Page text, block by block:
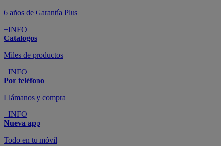
6 años de Garantía Plus
+INFO
Catálogos
Miles de productos
+INFO
Por teléfono
Llámanos y compra
+INFO
Nueva app
Todo en tu móvil